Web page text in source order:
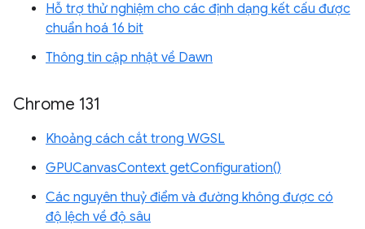
Hỗ trợ thử nghiệm cho các định dạng kết cấu được
chuẩn hoá 16 bit
Thông tin cập nhật về Dawn
Chrome 131
Khoảng cách cắt trong WGSL
GPUCanvasContext getConfiguration()
Các nguyên thuỷ điểm và đường không được có
độ lệch về độ sâu